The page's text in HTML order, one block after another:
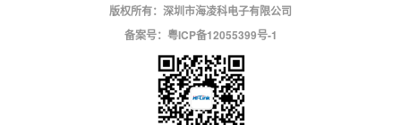
版权所有：深圳市海凌科电子有限公司
备案号： 粤ICP备12055399号-1